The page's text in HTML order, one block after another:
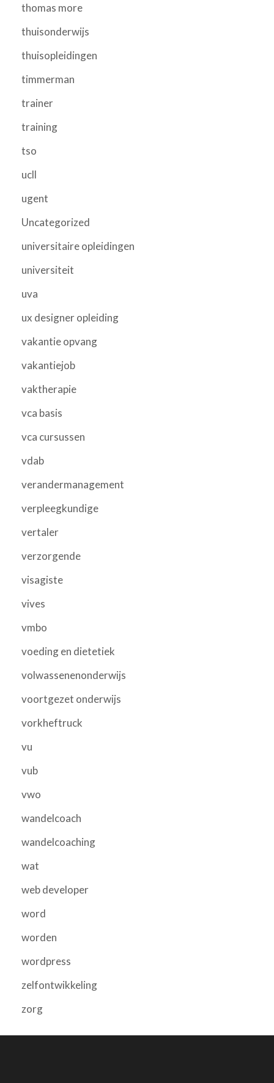
thomas more
thuisonderwijs
thuisopleidingen
timmerman
trainer
training
tso
ucll
ugent
Uncategorized
universitaire opleidingen
universiteit
uva
ux designer opleiding
vakantie opvang
vakantiejob
vaktherapie
vca basis
vca cursussen
vdab
verandermanagement
verpleegkundige
vertaler
verzorgende
visagiste
vives
vmbo
voeding en dietetiek
volwassenenonderwijs
voortgezet onderwijs
vorkheftruck
vu
vub
vwo
wandelcoach
wandelcoaching
wat
web developer
word
worden
wordpress
zelfontwikkeling
zorg